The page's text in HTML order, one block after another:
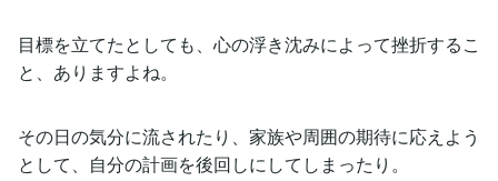
目標を立てたとしても、心の浮き沈みによって挫折するこ
と、ありますよね。
その日の気分に流されたり、家族や周囲の期待に応えよう
として、自分の計画を後回しにしてしまったり。